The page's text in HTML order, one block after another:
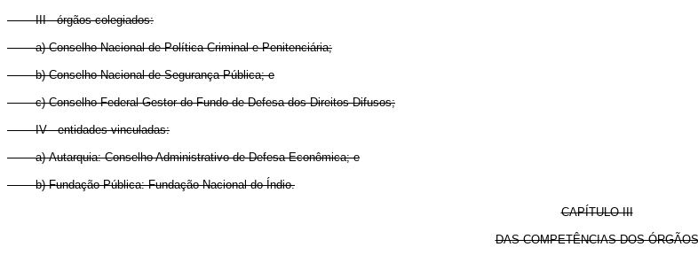
III - órgãos colegiados:
a) Conselho Nacional de Política Criminal e Penitenciária;
b) Conselho Nacional de Segurança Pública; e
c) Conselho Federal Gestor do Fundo de Defesa dos Direitos Difusos;
IV - entidades vinculadas:
a) Autarquia: Conselho Administrativo de Defesa Econômica; e
b) Fundação Pública: Fundação Nacional do Índio.
CAPÍTULO III
DAS COMPETÊNCIAS DOS ÓRGÃOS